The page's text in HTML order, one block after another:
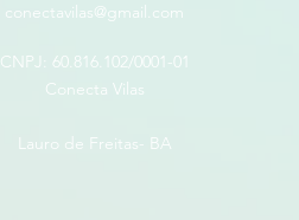
conectavilas@gmail.com
CNPJ: ​60.816.102/0001-01
Conecta Vilas
Lauro de Freitas- BA